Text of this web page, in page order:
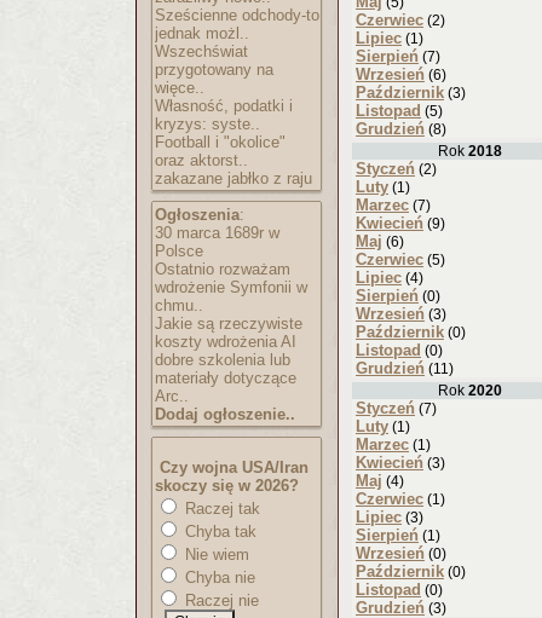
Sześcienne odchody-to
jednak możl..
Wszechświat
przygotowany na
więce..
Własność, podatki i
kryzys: syste..
Football i "okolice"
oraz aktorst..
zakazane jabłko z raju
Ogłoszenia:
30 marca 1689r w
Polsce
Ostatnio rozważam
wdrożenie Symfonii w
chmu..
Jakie są rzeczywiste
koszty wdrożenia AI
dobre szkolenia lub
materiały dotyczące
Arc..
Dodaj ogłoszenie..
Czy wojna USA/Iran
skoczy się w 2026?
Raczej tak
Chyba tak
Nie wiem
Chyba nie
Raczej nie
Czerwiec (2)
Lipiec (1)
Sierpień (7)
Wrzesień (6)
Październik (3)
Listopad (5)
Grudzień (8)
Rok 2018
Styczeń (2)
Luty (1)
Marzec (7)
Kwiecień (9)
Maj (6)
Czerwiec (5)
Lipiec (4)
Sierpień (0)
Wrzesień (3)
Październik (0)
Listopad (0)
Grudzień (11)
Rok 2020
Styczeń (7)
Luty (1)
Marzec (1)
Kwiecień (3)
Maj (4)
Czerwiec (1)
Lipiec (3)
Sierpień (1)
Wrzesień (0)
Październik (0)
Listopad (0)
Grudzień (3)